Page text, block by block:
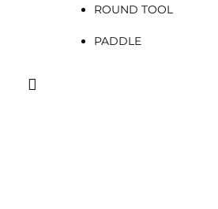
ROUND TOOL
PADDLE
Suchen